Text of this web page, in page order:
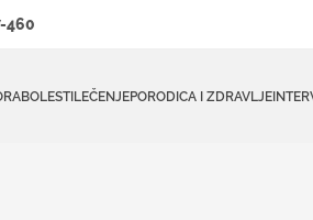
460
BOLESTILEČENJEPORODICA I ZDRAVLJE